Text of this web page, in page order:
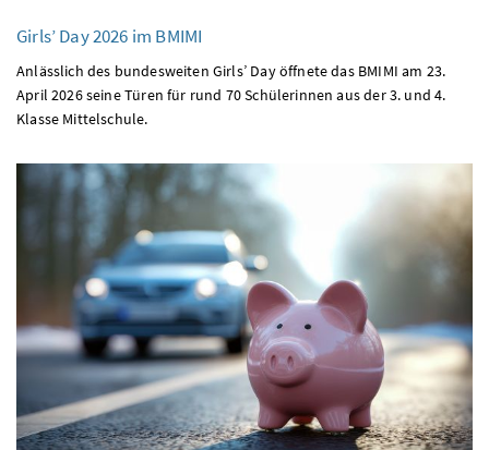
Girls’ Day2026 im BMIMI
Anlässlich des bundesweiten Girls’ Day öffnete das BMIMI am 23.
April 2026 seine Türen für rund 70 Schülerinnen aus der 3. und 4.
Klasse Mittelschule.